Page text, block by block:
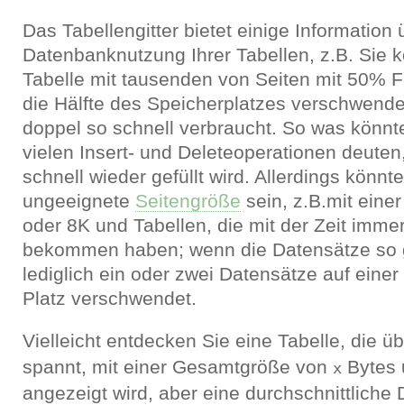
Das Tabellengitter bietet einige Information
Datenbanknutzung Ihrer Tabellen, z.B. Sie
Tabelle mit tausenden von Seiten mit 50%
die Hälfte des Speicherplatzes
doppel so schnell verbraucht. So was
vielen Insert- und Deleteoperationen
schnell wieder gefüllt wird. Allerdings
ungeeignete Seitengröße sein, z.B.mit
oder 8K und Tabellen, die mit der Zeit
bekommen haben; wenn die Datensätze
lediglich ein oder zwei Datensätze auf
Platz verschwendet.
Vielleicht entdecken Sie eine Tabelle, die
spannt, mit einer Gesamtgröße von x Bytes
angezeigt wird, aber eine durchschnittliche